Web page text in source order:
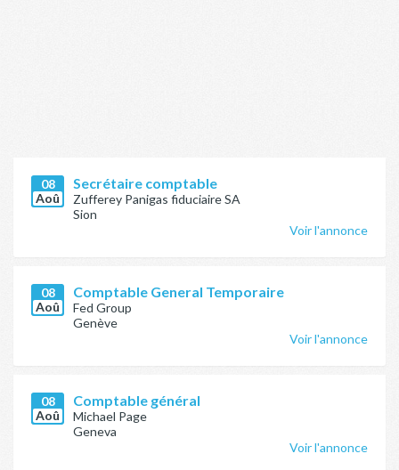
08
Aoû
Secrétaire comptable
Zufferey Panigas fiduciaire SA
Sion
Voir l'annonce
08
Aoû
Comptable General Temporaire
Fed Group
Genève
Voir l'annonce
08
Aoû
Comptable général
Michael Page
Geneva
Voir l'annonce